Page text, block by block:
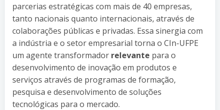
parcerias estratégicas com mais de 40 empresas,
tanto nacionais quanto internacionais, através de
colaborações públicas e privadas. Essa sinergia com
a indústria e o setor empresarial torna o CIn-UFPE
um agente transformador relevante para o
desenvolvimento de inovação em produtos e
serviços através de programas de formação,
pesquisa e desenvolvimento de soluções
tecnológicas para o mercado.